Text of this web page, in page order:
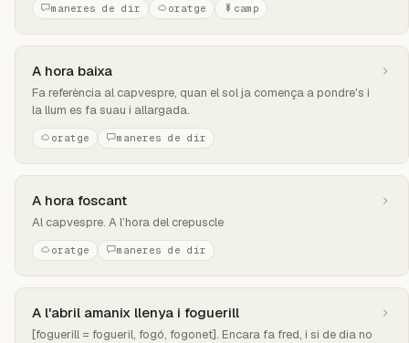
maneres de dir oratge camp
A hora baixa
Fa referència al capvespre, quan el sol ja comença a pondre's i
la llum es fa suau i allargada.
oratge maneres de dir
A hora foscant
Al capvespre. A l’hora del crepuscle
oratge maneres de dir
A l'abril amanix llenya i foguerill
[foguerill = fogueril, fogó, fogonet]. Encara fa fred, i si de dia no